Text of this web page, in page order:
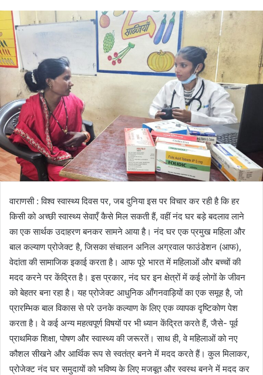
an
email
वाराणसी : विश्व स्वास्थ्य दिवस पर, जब दुनिया इस पर विचार कर रही है कि हर
किसी को अच्छी स्वास्थ्य सेवाएँ कैसे मिल सकती हैं, वहीं नंद घर बड़े बदलाव लाने
का एक सार्थक उदाहरण बनकर सामने आया है। नंद घर एक प्रमुख महिला और
बाल कल्याण प्रोजेक्ट है, जिसका संचालन अनिल अग्रवाल फाउंडेशन (आफ),
वेदांता की सामाजिक इकाई करता है। आफ पूरे भारत में महिलाओं और बच्चों की
मदद करने पर केंद्रित है। इस प्रकार, नंद घर इन क्षेत्रों में कई लोगों के जीवन
को बेहतर बना रहा है। यह प्रोजेक्ट आधुनिक आँगनवाड़ियों का एक समूह है, जो
प्रारम्भिक बाल विकास से परे उनके कल्याण के लिए एक व्यापक दृष्टिकोण पेश
करता है। वे कई अन्य महत्वपूर्ण विषयों पर भी ध्यान केंद्रित करते हैं, जैसे- पूर्व
प्राथमिक शिक्षा, पोषण और स्वास्थ्य की जरूरतें। साथ ही, वे महिलाओं को नए
कौशल सीखने और आर्थिक रूप से स्वतंत्र बनने में मदद करते हैं। कुल मिलाकर,
प्रोजेक्ट नंद घर समुदायों को भविष्य के लिए मजबूत और स्वस्थ बनने में मदद कर